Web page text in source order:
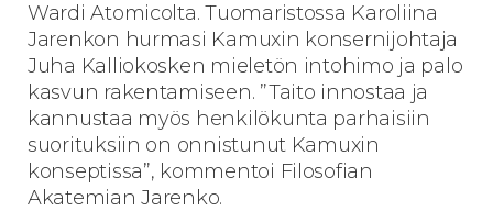
Wardi Atomicolta. Tuomaristossa Karoliina
Jarenkon hurmasi Kamuxin konsernijohtaja
Juha Kalliokosken mieletön intohimo ja palo
kasvun rakentamiseen. ”Taito innostaa ja
kannustaa myös henkilökunta parhaisiin
suorituksiin on onnistunut Kamuxin
konseptissa”, kommentoi Filosofian
Akatemian Jarenko.